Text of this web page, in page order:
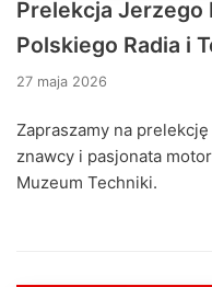
Prelekcja Jerzego
Polskiego Radia i
27 maja 2026
Zapraszamy na
znawcy i pasjonata
Muzeum Techniki.